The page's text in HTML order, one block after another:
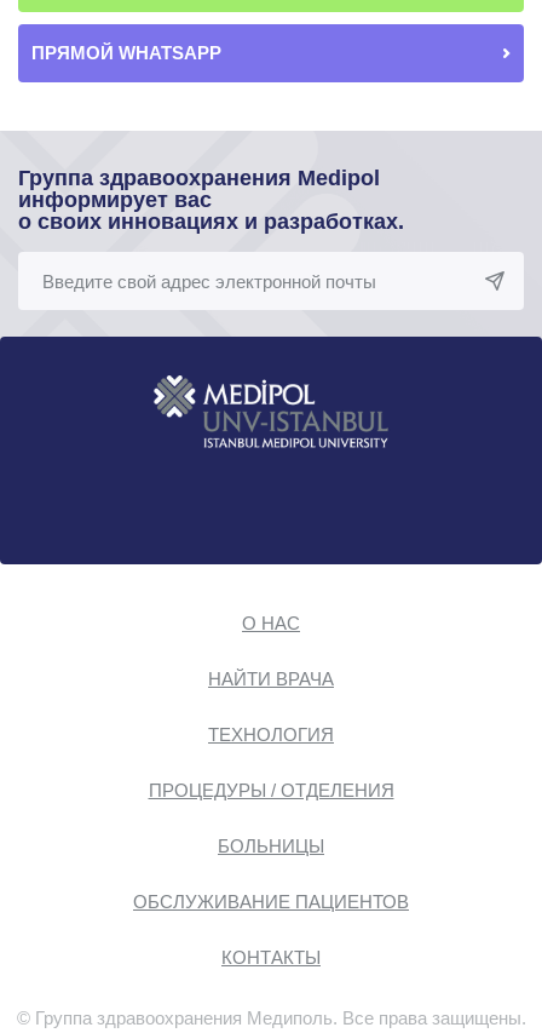
ПРЯМОЙ WHATSAPP
Группа здравоохранения Medipol
информирует вас
о своих инновациях и разработках.
О НАС
НАЙТИ ВРАЧА
ТЕХНОЛОГИЯ
ПРОЦЕДУРЫ / ОТДЕЛЕНИЯ
БОЛЬНИЦЫ
ОБСЛУЖИВАНИЕ ПАЦИЕНТОВ
КОНТАКТЫ
© Группа здравоохранения Медиполь. Все права защищены.